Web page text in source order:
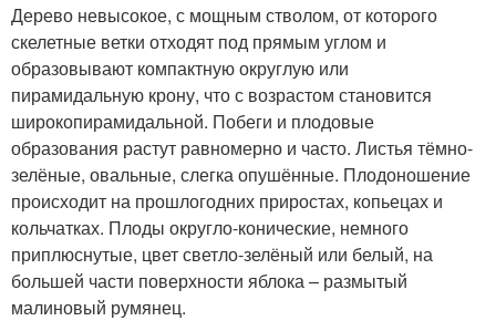
Дерево невысокое, с мощным стволом, от которого
скелетные ветки отходят под прямым углом и
образовывают компактную округлую или
пирамидальную крону, что с возрастом становится
широкопирамидальной. Побеги и плодовые
образования растут равномерно и часто. Листья тёмно-
зелёные, овальные, слегка опушённые. Плодоношение
происходит на прошлогодних приростах, копьецах и
кольчатках. Плоды округло-конические, немного
приплюснутые, цвет светло-зелёный или белый, на
большей части поверхности яблока – размытый
малиновый румянец.